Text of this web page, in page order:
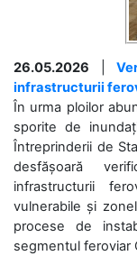
26.05.2026 |
infrastructurii
În urma ploilor
sporite de
Întreprinderii de
desfășoară
infrastructurii
vulnerabile și
procese de
segmentul feroviar